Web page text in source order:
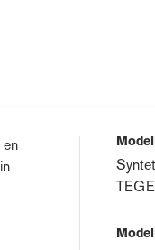
en
Modell